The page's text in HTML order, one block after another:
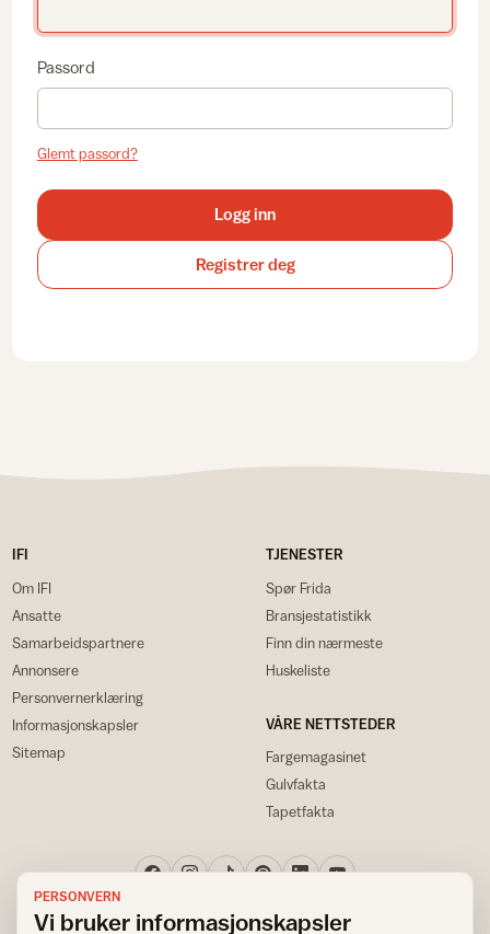
Passord
Glemt passord?
Logg inn
Registrer deg
IFI
Om IFI
Ansatte
Samarbeidspartnere
Annonsere
Personvernerklæring
Informasjonskapsler
Sitemap
TJENESTER
Spør Frida
Bransjestatistikk
Finn din nærmeste
Huskeliste
VÅRE NETTSTEDER
Fargemagasinet
Gulvfakta
Tapetfakta
PERSONVERN
Vi bruker informasjonskapsler